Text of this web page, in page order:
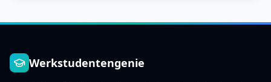
Werkstudentengenie